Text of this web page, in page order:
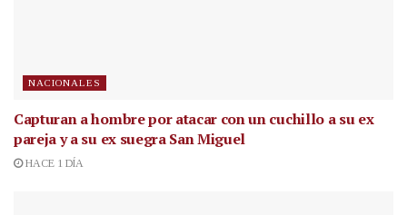
NACIONALES
Capturan a hombre por atacar con un cuchillo a su ex
pareja y a su ex suegra San Miguel
HACE 1 DÍA